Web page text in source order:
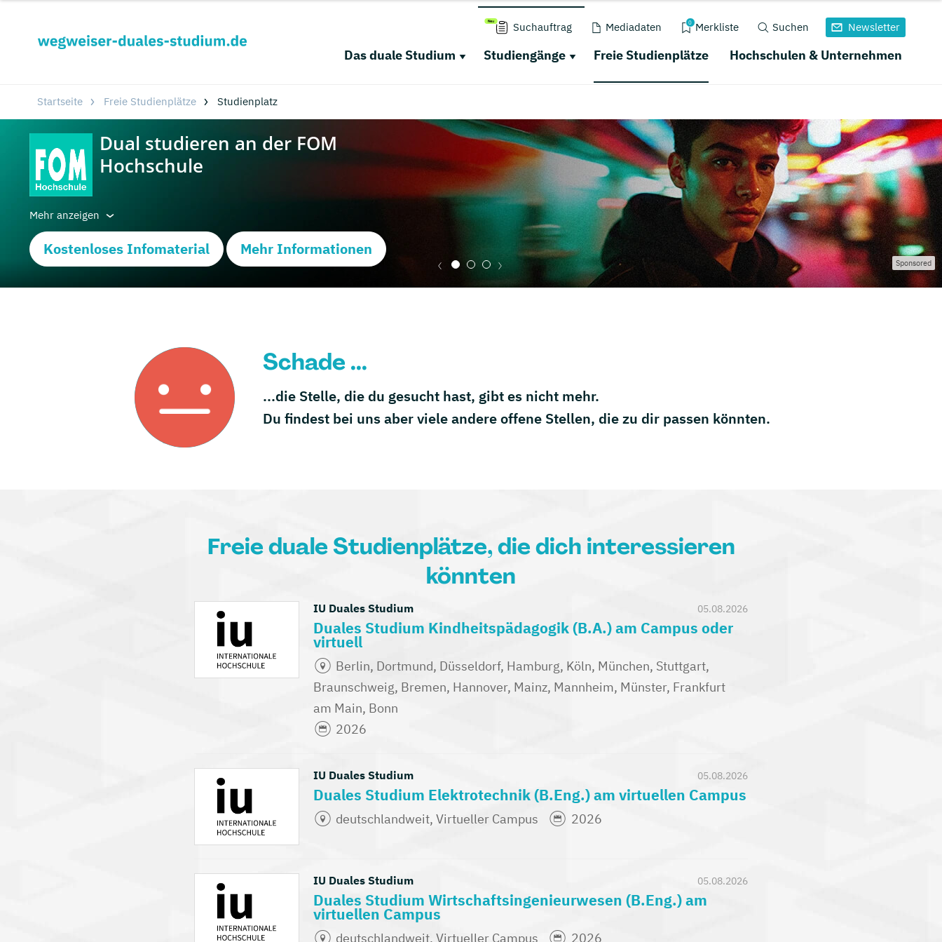
Suchauftrag Mediadaten 0 Merkliste Suchen Newsletter
Das duale Studium Studiengänge Freie Studienplätze Hochschulen & Unternehmen
Startseite Freie Studienplätze Studienplatz
Mehr anzeigen
Kostenloses Infomaterial Mehr Informationen
Sponsored
Schade ...
...die Stelle, die du gesucht hast, gibt es nicht mehr.
Du findest bei uns aber viele andere offene Stellen, die zu dir passen könnten.
Freie duale Studienplätze, die dich interessieren
könnten
05.08.2026
IU Duales Studium
Duales Studium Kindheitspädagogik (B.A.) am Campus oder
virtuell
Berlin, Dortmund, Düsseldorf, Hamburg, Köln, München, Stuttgart,
Braunschweig, Bremen, Hannover, Mainz, Mannheim, Münster, Frankfurt
am Main, Bonn
2026
05.08.2026
IU Duales Studium
Duales Studium Elektrotechnik (B.Eng.) am virtuellen Campus
deutschlandweit, Virtueller Campus 2026
05.08.2026
IU Duales Studium
Duales Studium Wirtschaftsingenieurwesen (B.Eng.) am
virtuellen Campus
deutschlandweit, Virtueller Campus 2026